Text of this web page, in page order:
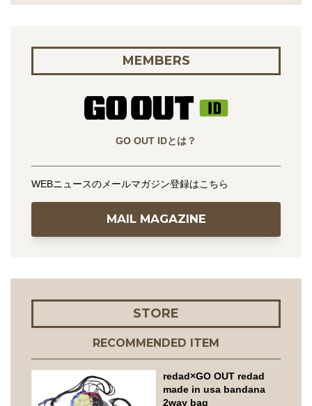
MEMBERS
GO OUT IDとは？
WEBニュースのメールマガジン登録はこちら
MAIL MAGAZINE
STORE
RECOMMENDED ITEM
redad×GO OUT redad
made in usa bandana
2way bag